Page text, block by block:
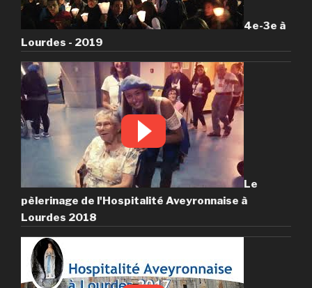
4e-3e à
Lourdes - 2019
Le
pèlerinage de l'Hospitalité Aveyronnaise à
Lourdes 2018